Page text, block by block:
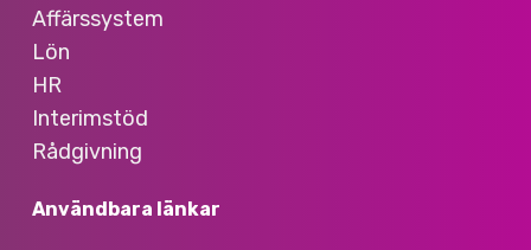
Affärssystem
Lön
HR
Interimstöd
Rådgivning
Användbara länkar